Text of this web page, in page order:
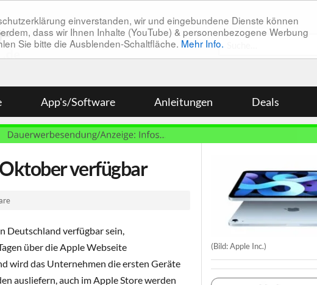
einverstanden, wir und eingebundene Dienste können
dass wir Ihnen Inhalte (YouTube) & personenbezogene Werbung
Sie bitte die Ausblenden-Schaltfläche. Mehr Info.
App's/Software Anleitungen Deals
verfügbar
Deutschland verfügbar sein,
über die Apple Webseite
wird das Unternehmen die ersten Geräte
ausliefern, auch im Apple Store werden
(Bild: Apple Inc.)